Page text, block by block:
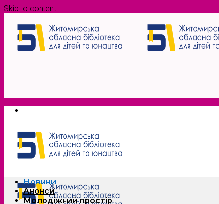
Skip to content
Новини
Анонси
Молодіжний простір